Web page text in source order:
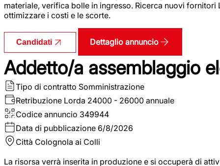
materiale, verifica bolle in ingresso. Ricerca nuovi
ottimizzare i costi e le scorte.
Candidati Dettaglio annuncio
Addetto/a assemblaggio
Tipo di contratto Somministrazione
Retribuzione Lorda 24000 - 26000 annuale
Codice annuncio 349944
Data di pubblicazione 6/8/2026
Città Colognola ai Colli
La risorsa verrà inserita in produzione e si occuperà di